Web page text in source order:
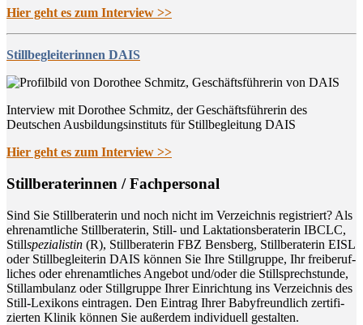
Hier geht es zum Interview >>
Stillbegleiterinnen DAIS
Interview mit Dorothee Schmitz, der Geschäftsführerin des
Deutschen Ausbildungsinstituts für Stillbegleitung DAIS
Hier geht es zum Interview >>
Still­be­ra­te­rin­nen / Fachpersonal
Sind Sie Still­be­ra­te­rin und noch nicht im Ver­zeich­nis regis­triert? Als
ehren­amt­li­che Still­be­ra­te­rin, Still- und Lak­ta­ti­ons­be­ra­te­rin IBCLC,
Stillspe­zia­lis­tin (R), Still­be­ra­te­rin FBZ Bens­berg, Still­be­ra­te­rin EISL
oder Still­be­glei­te­rin DAIS kön­nen Sie Ihre Still­grup­pe, Ihr frei­be­ruf­
li­ches oder ehren­amt­li­ches Ange­bot und/oder die Still­sprech­stun­de,
Still­am­bu­lanz oder Still­grup­pe Ihrer Ein­rich­tung ins Ver­zeich­nis des
Still-Lexi­kons ein­tra­gen. Den Ein­trag Ihrer Baby­freund­lich zer­ti­fi­
zier­ten Kli­nik kön­nen Sie außer­dem indi­vi­du­ell gestalten.